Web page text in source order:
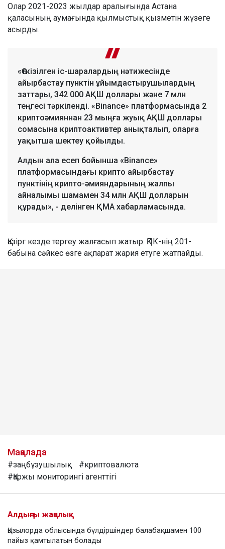
Олар 2021-2023 жылдар аралығында Астана
қаласының аумағында қылмыстық қызметін жүзеге
асырды.
«Өткізілген іс-шаралардың нәтижесінде
айырбастау пунктін ұйымдастырушылардың
заттары, 342 000 АҚШ доллары және 7 млн
теңгесі тәркіленді. «Binance» платформасында 2
криптоәмияннан 23 мыңға жуық АҚШ доллары
сомасына криптоактивтер анықталып, оларға
уақытша шектеу қойылды.
Алдын ала есеп бойынша «Binance»
платформасындағы крипто айырбастау
пунктінің крипто-әмияндарының жалпы
айналымы шамамен 34 млн АҚШ долларын
құрады», - делінген ҚМА хабарламасында.
Қазірг кезде тергеу жалғасып жатыр. ҚПК-нің 201-
бабына сәйкес өзге ақпарат жария етуге жатпайды.
Мақалада
#заңбұзушылық
#криптовалюта
#Қаржы мониторингі агенттігі
Алдыңғы жаңалық
Қызылорда облысында бүлдіршіндер балабақшамен 100
пайыз қамтылатын болады